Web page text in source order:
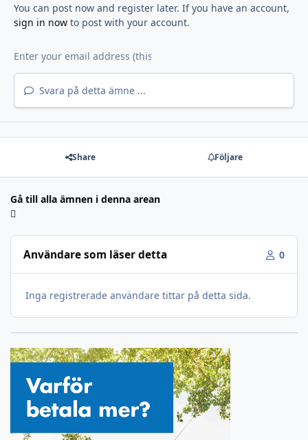
You can post now and register later. If you have an account,
sign in nowto post with your account.
Svara på detta ämne ...
Share Följare
Gå till alla ämnen i denna arean
Användare som läser detta 0
Inga registrerade användare tittar på detta sida.